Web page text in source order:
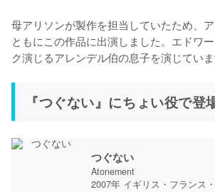
母アリソンが製作を担当していたため、
ともにこの作品に出演しました。エドワ
ク演じるアレンデル伯の息子を演じていま
『つぐない』にちょい役で登
つぐない
Atonement
2007年 イギリス・フランス